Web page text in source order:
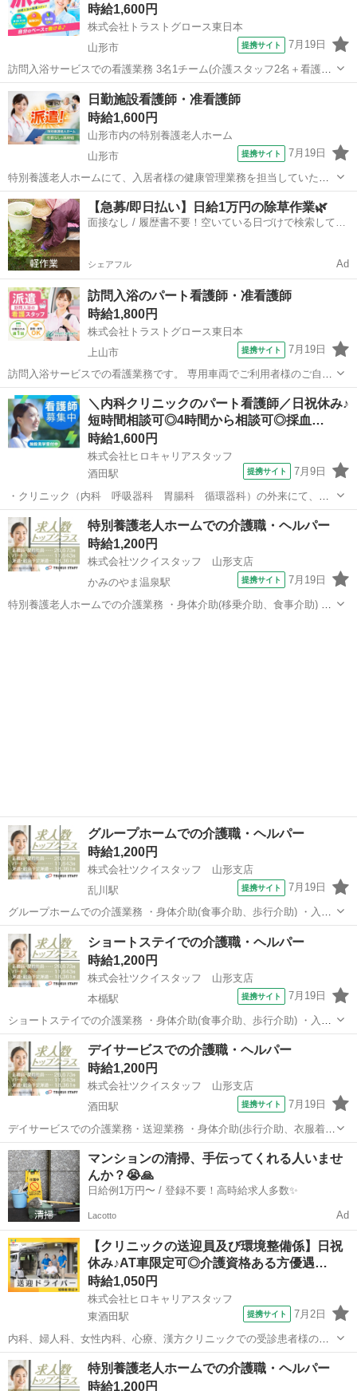
もあります。 ...
時給1,600円
株式会社トラストグロース東日本
山形市
提携サイト 7月19日
訪問入浴サービスでの看護業務 3名1チーム(介護スタッフ2名＋看護師
1名)で、お客様宅を訪問して入浴サービスを提供します。 ■具体的な
業務 ・バイタルチェック(入浴可否の判断) ・着脱の介助、入浴介助 ・
入浴後の処置(軟膏...
山形 山形市 看護師
日勤施設看護師・准看護師
時給1,600円
山形市内の特別養護老人ホーム
山形市
提携サイト 7月19日
特別養護老人ホームにて、入居者様の健康管理業務を担当していただ
きます。 〈主な業務内容〉 ・バイタルチェックなどの日々の健康管理
・服薬管理 ・経管栄養、フォーレ、ストマ等の処置対応 ・排便コント
ロール ・看護記録の作成 ...
山形 山形市 看護師
【急募/即日払い】日給1万円の除草作業🌿
面接なし / 履歴書不要！空いている日づけで検索して即
シェアフル Ad
訪問入浴のパート看護師・准看護師
時給1,800円
株式会社トラストグロース東日本
上山市
提携サイト 7月19日
訪問入浴サービスでの看護業務です。 専用車両でご利用者様のご自宅
を訪問し、安全に入浴していただけるようサポートします。 ＜主な業
務＞ ・入浴前後のバイタルチェック ・健康状態の確認 ・入浴可否の
判断 ・入浴介助...
山形 上山市 看護師
＼内科クリニックのパート看護師／日祝休み♪
短時間相談可◎4時間から相談可◎採血…
時給1,600円
株式会社ヒロキャリアスタッフ
酒田駅
提携サイト 7月9日
・クリニック（内科 呼吸器科 胃腸科 循環器科）の外来にて、血
圧測定・採血・注射 ・電子カルテ入力 ・診察補助など アルバイト,パ
ート □マイカー通勤可 □無料駐車場 □各種社会保険等完備(健康、厚生
年金、雇用、労災) ...
山形 酒田駅 看護師
特別養護老人ホームでの介護職・ヘルパー
時給1,200円
株式会社ツクイスタッフ 山形支店
かみのやま温泉駅
提携サイト 7月19日
特別養護老人ホームでの介護業務 ・身体介助(移乗介助、食事介助) ・
グループホームでの介護職・ヘルパー
時給1,200円
株式会社ツクイスタッフ 山形支店
乱川駅
提携サイト 7月19日
グループホームでの介護業務 ・身体介助(食事介助、歩行介助) ・入浴
介助 ・排せつ介助(トイレ誘導、オムツ交換) ・口腔ケア、口腔体操 ・
服薬支援 ・レクリエーション企画、実施 ・生活支援(掃除・洗濯など)
・介護記録 無...
山形 天童市 乱川駅 その他
ショートステイでの介護職・ヘルパー
時給1,200円
株式会社ツクイスタッフ 山形支店
本楯駅
提携サイト 7月19日
ショートステイでの介護業務 ・身体介助(食事介助、歩行介助) ・入浴
介助 ・排せつ介助(トイレ誘導、オムツ交換) ・口腔ケア、口腔体操 ・
服薬支援 ・外出付き添い、買い物代行 ・レクリエーション企画、実施
・生活環境整備(清...
山形 酒田市 本楯駅 その他
デイサービスでの介護職・ヘルパー
時給1,200円
株式会社ツクイスタッフ 山形支店
酒田駅
提携サイト 7月19日
デイサービスでの介護業務・送迎業務 ・身体介助(歩行介助、衣服着
脱) ・排せつ介助(トイレ誘導) ・入浴介助(一般浴、機械浴) ・食事配
膳/下膳 ・口腔体操、口腔ケア ・レクリエーション企画、実施 ・送迎
業務、添乗業務 ・介...
山形 酒田市 その他
マンションの清掃、手伝ってくれる人いませ
んか？😭🙏
日給例1万円〜 / 登録不要！高時給求人多数✨
Lacotto Ad
【クリニックの送迎員及び環境整備係】日祝
休み♪AT車限定可◎介護資格ある方優遇…
時給1,050円
株式会社ヒロキャリアスタッフ
東酒田駅
提携サイト 7月2日
内科、婦人科、女性内科、心療、漢方クリニックでの受診患者様の送
迎業務及び環境整備を行っていただきます。 【主な業務内容】 ・クリ
ニック利用者様、併設通所施設の利用者様の送迎。 ・施設内の設備保
守管理、蛍光灯の取替等。 ・...
山形 東酒田駅 その他
特別養護老人ホームでの介護職・ヘルパー
時給1,200円